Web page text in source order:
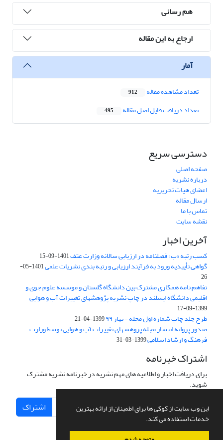
این وب سایت از کوکی ها برای اطمینان از ارائه بهترین
خدمات استفاده می کند.
هم رسانی
ارجاع به این مقاله
آمار
تعداد مشاهده مقاله 912
تعداد دریافت فایل اصل مقاله 495
دسترسی سریع
صفحه اصلی
درباره نشریه
اعضای هیات تحریریه
ارسال مقاله
تماس با ما
نقشه سایت
آخرین اخبار
کسب رتبه «ب» فصلنامه در ارزیابی سالانه وزارت عتف1401-09-15
گواهی تأییدیه ورود به فرآیند ارزیابی و رتبه بندی نشریات علمی
1401-05-
26
تفاهم نامه همکاری مشترک بین دانشگاه گلستان و موسسه علوم جوی و
اقلیمی دانشگاه ایسلند در چاپ نشریه پژوهشهای تغییرات آب و هوایی
1399-09-17
طرح جلد چاپ شماره اول مجله - بهار ۹۹ 1399-04-21
صدور پروانه انتشار مجله پژوهشهای تغییرات آب و هوایی توسط وزارت
فرهنگ و ارشاد اسلامی1399-03-31
اشتراک خبرنامه
برای دریافت اخبار و اطلاعیه های مهم نشریه در خبرنامه نشریه مشترک
شوید.
اشتراک